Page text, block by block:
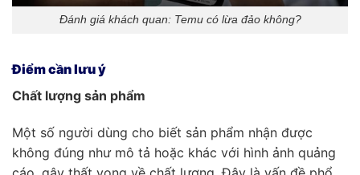
Đánh giá khách quan: Temu có lừa đảo không?
Điểm cần lưu ý
Chất lượng sản phẩm
Một số người dùng cho biết sản phẩm nhận được
không đúng như mô tả hoặc khác với hình ảnh quảng